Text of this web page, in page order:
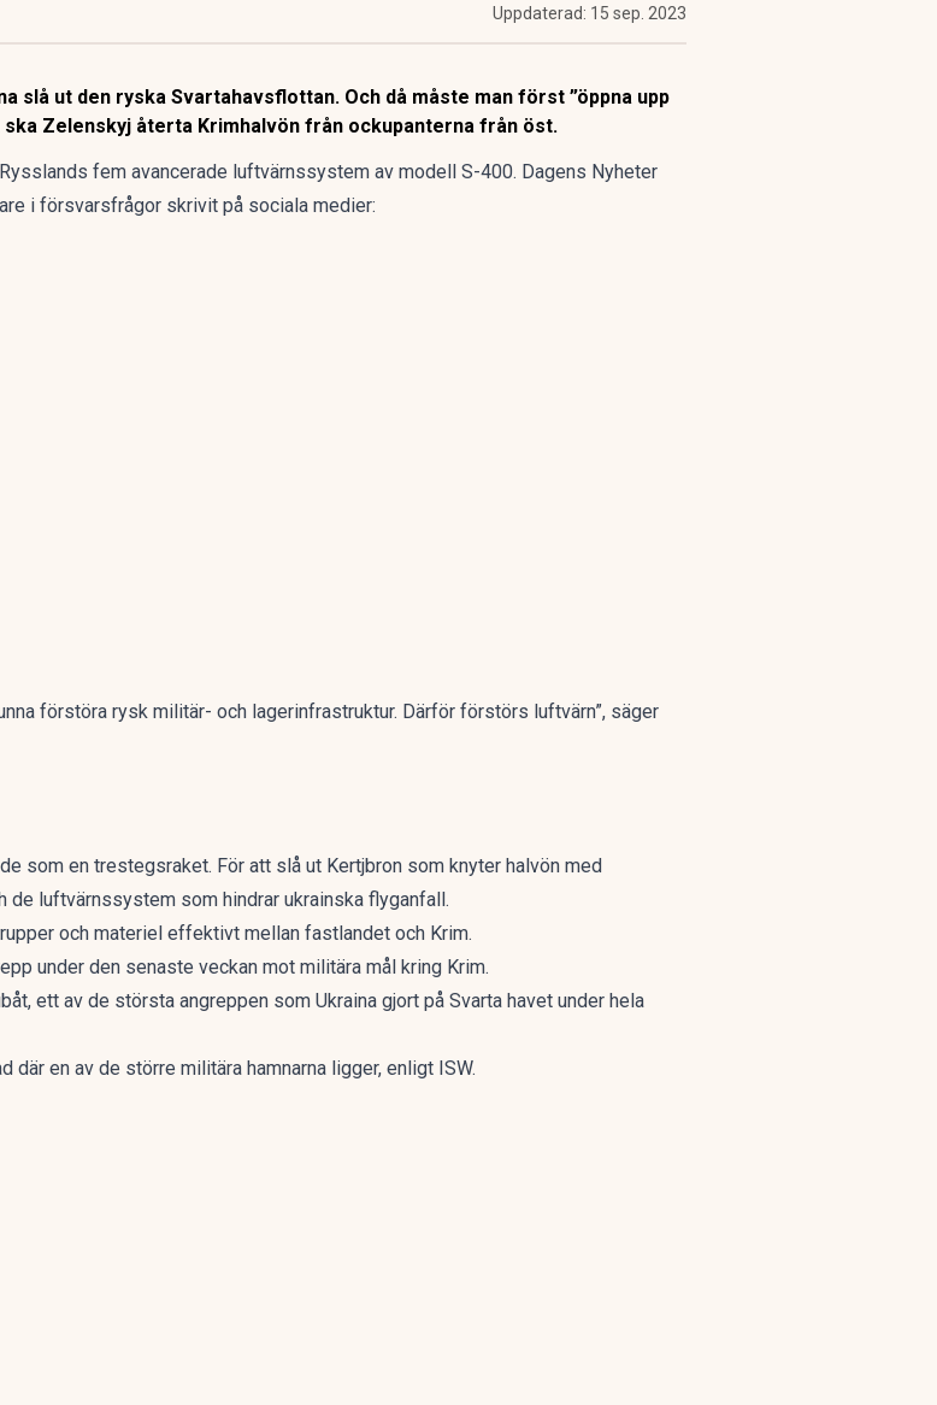
Uppdaterad: 15 sep. 2023
ut den ryska Svartahavsflottan. Och då måste man först ”öppna upp
Zelenskyj återta Krimhalvön från ockupanterna från öst.
fem avancerade luftvärnssystem av modell S-400. Dagens Nyheter
i försvarsfrågor skrivit på sociala medier:
förstöra rysk militär- och lagerinfrastruktur. Därför förstörs luftvärn”, säger
som en trestegsraket. För att slå ut Kertjbron som knyter halvön med
de luftvärnssystem som hindrar ukrainska flyganfall.
och materiel effektivt mellan fastlandet och Krim.
under den senaste veckan mot militära mål kring Krim.
ett av de största angreppen som Ukraina gjort på Svarta havet under hela
där en av de större militära hamnarna ligger, enligt ISW.